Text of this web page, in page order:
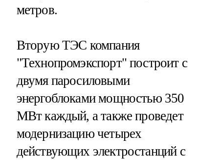
метров.
Вторую ТЭС компания
"Технопромэкспорт" построит с
двумя паросиловыми
энергоблоками мощностью 350
МВт каждый, а также проведет
модернизацию четырех
действующих электростанций с